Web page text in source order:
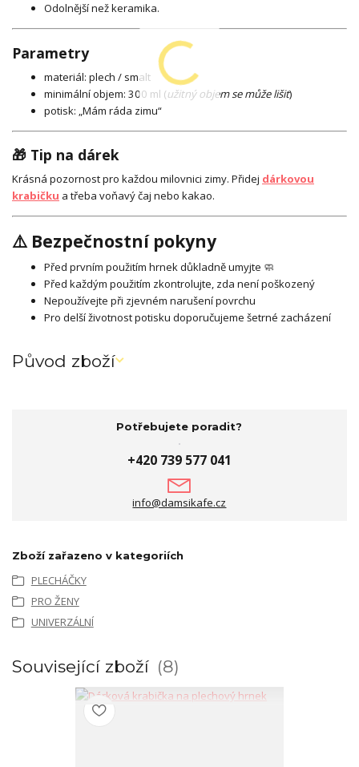
Odolnější než keramika.
Parametry
materiál: plech / smalt
minimální objem: 300 ml (užitný objem se může lišit)
potisk: „Mám ráda zimu“
🎁 Tip na dárek
Krásná pozornost pro každou milovnici zimy. Přidej dárkovou
krabičku a třeba voňavý čaj nebo kakao.
⚠️ Bezpečnostní pokyny
Před prvním použitím hrnek důkladně umyjte 🧼
Před každým použitím zkontrolujte, zda není poškozený
Nepoužívejte při zjevném narušení povrchu
Pro delší životnost potisku doporučujeme šetrné zacházení
Původ zboží
Potřebujete poradit?
+420 739 577 041
info@damsikafe.cz
Zboží zařazeno v kategoriích
PLECHÁČKY
PRO ŽENY
UNIVERZÁLNÍ
Související zboží 8